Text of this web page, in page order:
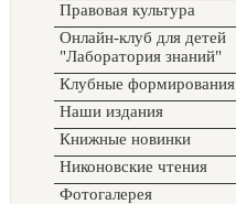
Правовая культура
Онлайн-клуб для детей
"Лаборатория знаний"
Клубные формирования
Наши издания
Книжные новинки
Никоновские чтения
Фотогалерея